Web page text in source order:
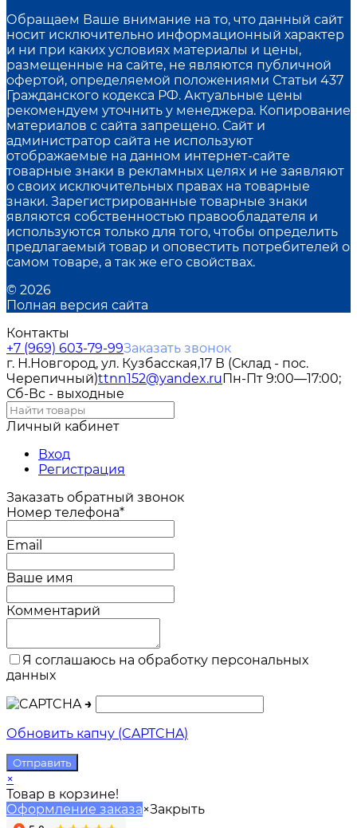
Обращаем Ваше внимание на то, что данный сайт
носит исключительно информационный характер
и ни при каких условиях материалы и цены,
размещенные на сайте, не являются публичной
офертой, определяемой положениями Статьи 437
Гражданского кодекса РФ. Актуальные цены
рекомендуем уточнить у менеджера. Копирование
материалов с сайта запрещено. Сайт и
администратор сайта не используют
отображаемые на данном интернет-сайте
товарные знаки в рекламных целях и не заявляют
о своих исключительных правах на товарные
знаки. Зарегистрированные товарные знаки
являются собственностью правообладателя и
используются только для того, чтобы определить
предлагаемый товар и оповестить потребителей о
самом товаре, а так же его свойствах.
© 2026
Полная версия сайта
Контакты
+7 (969) 603-79-99Заказать звонок
г. Н.Новгород, ул. Кузбасская,17 В (Склад - пос.
Черепичный)ttnn152@yandex.ruПн-Пт 9:00—17:00;
Сб-Вс - выходные
Личный кабинет
Вход
Регистрация
Заказать обратный звонок
Номер телефона*
Email
Ваше имя
Комментарий
Я соглашаюсь на обработку персональных
данных
→
Обновить капчу (CAPTCHA)
×
Товар в корзине!
Оформление заказа×Закрыть